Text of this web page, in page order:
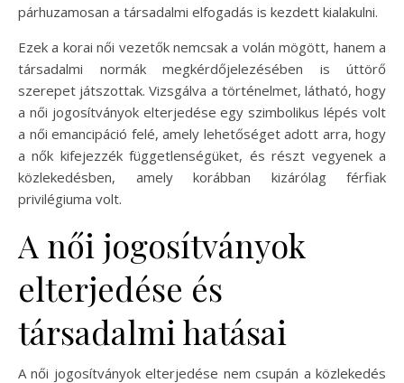
párhuzamosan a társadalmi elfogadás is kezdett kialakulni.
Ezek a korai női vezetők nemcsak a volán mögött, hanem a
társadalmi normák megkérdőjelezésében is úttörő
szerepet játszottak. Vizsgálva a történelmet, látható, hogy
a női jogosítványok elterjedése egy szimbolikus lépés volt
a női emancipáció felé, amely lehetőséget adott arra, hogy
a nők kifejezzék függetlenségüket, és részt vegyenek a
közlekedésben, amely korábban kizárólag férfiak
privilégiuma volt.
A női jogosítványok
elterjedése és
társadalmi hatásai
A női jogosítványok elterjedése nem csupán a közlekedés